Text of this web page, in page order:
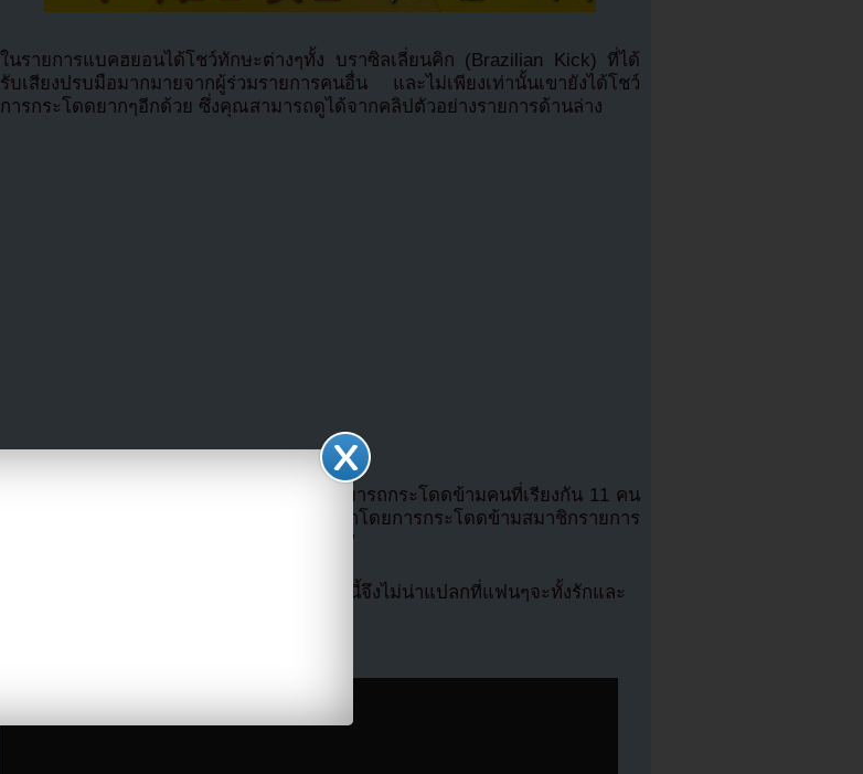
ในรายการแบคฮยอนได้โชว์ทักษะต่างๆทั้ง บราซิลเลี่ยนคิก (Brazilian Kick) ที่ได้
รับเสียงปรบมือมากมายจากผู้ร่วมรายการคนอื่น และไม่เพียงเท่านั้นเขายังได้โชว์
การกระโดดยากๆอีกด้วย ซึ่งคุณสามารถดูได้จากคลิปตัวอย่างรายการด้านล่าง
แบคฮยอนเผยว่า “ตอนที่ผมฝึกฮับกิโด ผมสามารถกระโดดข้ามคนที่เรียงกัน 11 คน
ได้ครับ” จากนั้นเขาจึงพิสูจน์คำพูดของเขาโดยการกระโดดข้ามสมาชิกรายการ
จำนวน 7 คนได้ และได้รับฉายาว่า “มนุษย์นก”
ทั้งเสียงดีและมีความสามารถหลากหลายแบบนี้จึงไม่น่าแปลกที่แฟนๆจะทั้งรักและ